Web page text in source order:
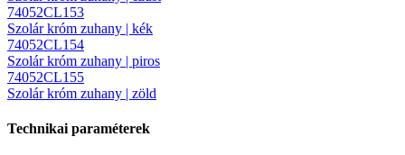
74052CL153
Szolár króm zuhany | kék
74052CL154
Szolár króm zuhany | piros
74052CL155
Szolár króm zuhany | zöld
Technikai paraméterek